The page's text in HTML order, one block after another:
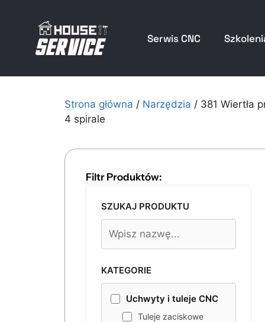
Serwis CNC
Strona główna / Narzędzia / 381 Wiertła
4 spirale
Filtr Produktów:
SZUKAJ PRODUKTU
KATEGORIE
Uchwyty i tuleje CNC
Tuleje zaciskowe